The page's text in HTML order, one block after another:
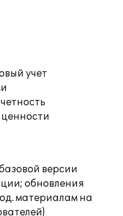
учет
версии
обновления
материалам на